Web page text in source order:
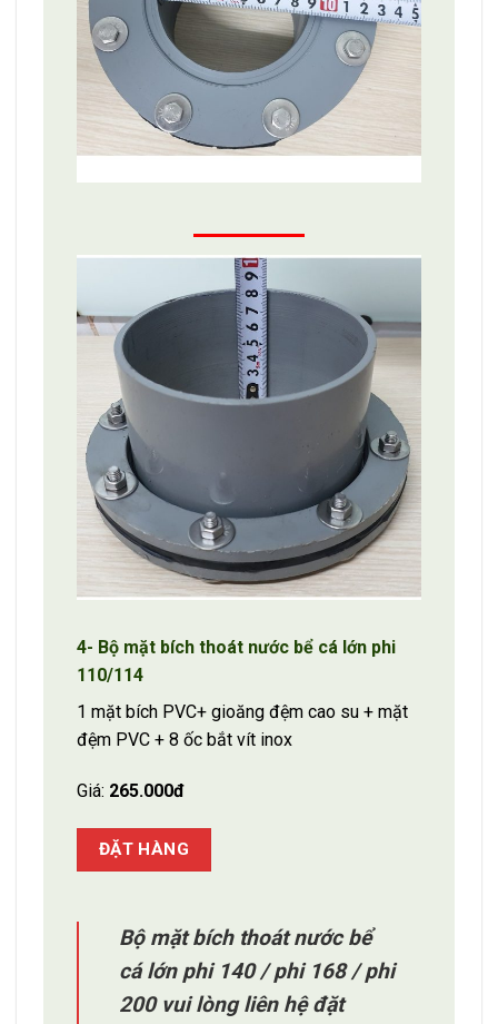
4- Bộ mặt bích thoát nước bể cá lớn phi
110/114
1 mặt bích PVC+ gioăng đệm cao su + mặt
đệm PVC + 8 ốc bắt vít inox
Giá: 265.000đ
ĐẶT HÀNG
Bộ mặt bích thoát nước bể
cá lớn phi 140 / phi 168 / phi
200 vui lòng liên hệ đặt